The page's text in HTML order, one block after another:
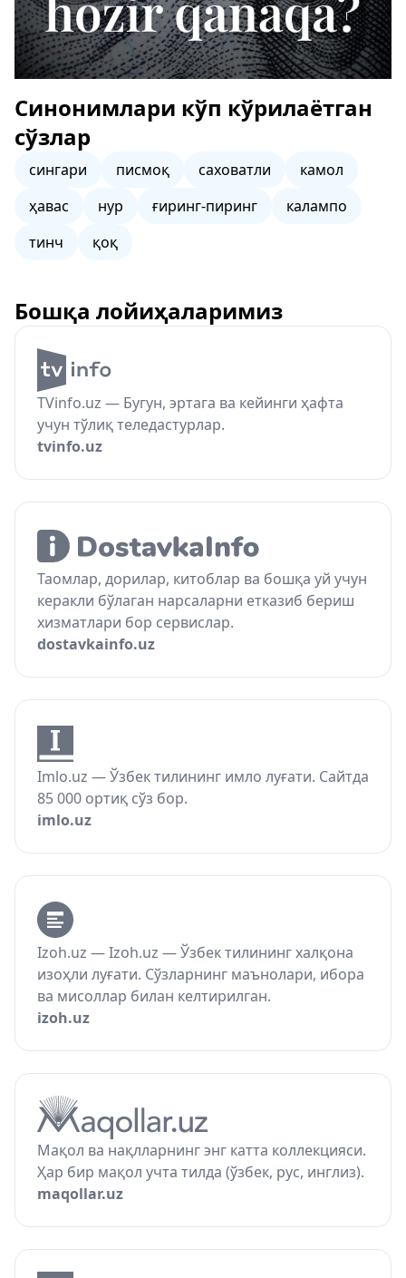
Синонимлари кўп кўрилаётган
сўзлар
сингари писмоқ саховатли
камол
ҳавас
нур ғиринг-пиринг
калампо
тинч
қоқ
Бошқа лойиҳаларимиз
TVinfo.uz — Бугун, эртага ва кейинги ҳафта
учун тўлиқ теледастурлар.
tvinfo.uz
Таомлар, дорилар, китоблар ва бошқа уй учун
керакли бўлаган нарсаларни етказиб бериш
хизматлари бор сервислар.
dostavkainfo.uz
Imlo.uz — Ўзбек тилининг имло луғати. Сайтда
85 000 ортиқ сўз бор.
imlo.uz
Izoh.uz — Izoh.uz — Ўзбек тилининг халқона
изоҳли луғати. Сўзларнинг маънолари, ибора
ва мисоллар билан келтирилган.
izoh.uz
Мақол ва нақлларнинг энг катта коллекцияси.
Ҳар бир мақол учта тилда (ўзбек, рус, инглиз).
maqollar.uz